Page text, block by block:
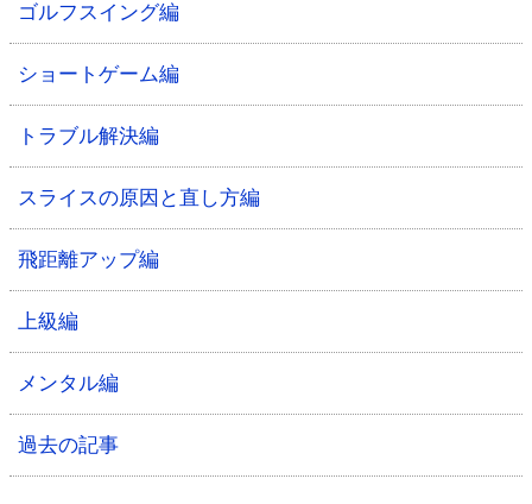
ゴルフスイング編
ショートゲーム編
トラブル解決編
スライスの原因と直し方編
飛距離アップ編
上級編
メンタル編
過去の記事